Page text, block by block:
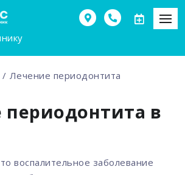
Лечение периодонтита
в
воспалительное заболевание